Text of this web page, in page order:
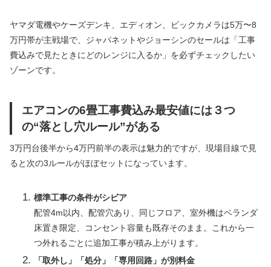
ヤマダ電機やケーズデンキ、エディオン、ビックカメラは5万〜8
万円帯が主戦場で、ジャパネットやジョーシンのセールは「工事
費込みで見たときにどのレンジに入るか」を必ずチェックしたい
ゾーンです。
エアコンの6畳工事費込み最安値には３つ
の“落とし穴ルール”がある
3万円台後半から4万円前半の表示は魅力的ですが、現場目線で見
ると次の3ルールがほぼセットになっています。
標準工事の条件がシビア
配管4m以内、配管穴あり、同じフロア、室外機はベランダ
床置き限定、コンセント容量も既存そのまま。これから一
つ外れるごとに追加工事が積み上がります。
「取外し」「処分」「専用回路」が別料金